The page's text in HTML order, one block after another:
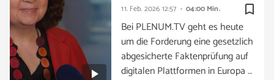
bookmark_border
11. Feb. 2026 12:57 04:00 Min.
Bei PLENUM.TV geht es heute
um die Forderung eine gesetzlich
abgesicherte Faktenprüfung auf
digitalen Plattformen in Europa …